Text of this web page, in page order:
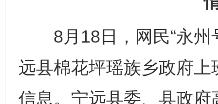
8月18日，网民“永州
远县棉花坪瑶族乡政府
信息。宁远县委、县政